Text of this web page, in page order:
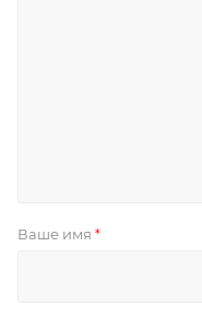
Ваше имя *